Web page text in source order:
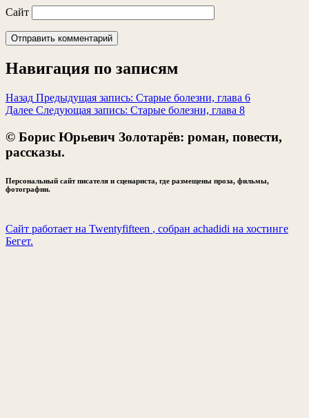
Сайт
Навигация по записям
Назад Предыдущая запись: Старые болезни, глава 6
Далее Следующая запись: Старые болезни, глава 8
© Борис Юрьевич Золотарёв: роман, повести,
рассказы.
Персональный сайт писателя и сценариста, где размещены проза, фильмы,
фотографии.
Сайт работает на Twentyfifteen , собран achadidi на хостинге
Бегет.